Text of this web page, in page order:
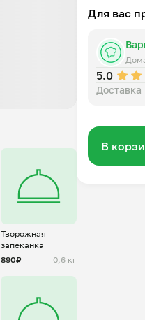
Творожная
запеканка
890₽
0,6 кг
Для вас
5.0
Доставка
В